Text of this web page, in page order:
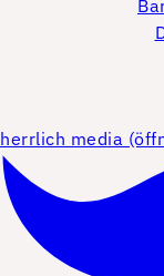
herrlich media